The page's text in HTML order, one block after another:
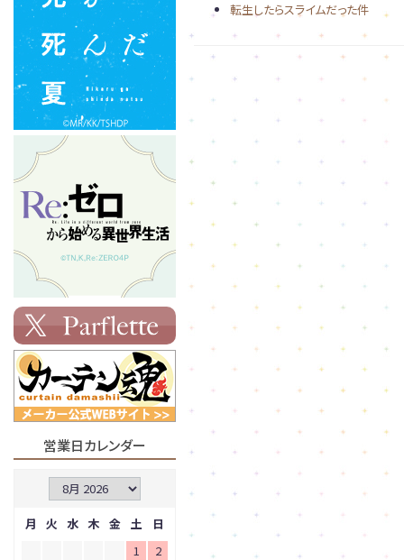
転生したらスライムだった件
営業日カレンダー
月 火 水 木 金 土
日
1
2